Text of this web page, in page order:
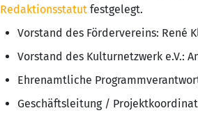
Redaktionsstatutfestgelegt.
Vorstand des Fördervereins: René
Vorstand des Kulturnetzwerk e.V.:
Ehrenamtliche
Geschäftsleitung /